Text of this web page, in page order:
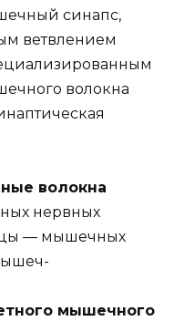
синапс,
ветвлением
волокна
волокна
нервных
— мышечных
мышечного